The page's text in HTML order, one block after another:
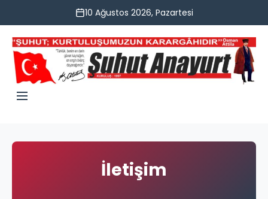
10 Ağustos 2026, Pazartesi
İletişim